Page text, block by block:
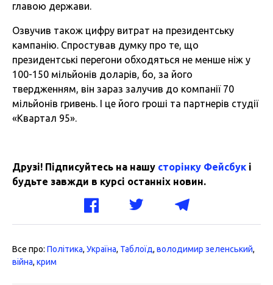
главою держави.
Озвучив також цифру витрат на президентську
кампанію. Спростував думку про те, що
президентські перегони обходяться не менше ніж у
100-150 мільйонів доларів, бо, за його
твердженням, він зараз залучив до компанії 70
мільйонів гривень. І це його гроші та партнерів студії
«Квартал 95».
Друзі! Підписуйтесь на нашу сторінку Фейсбук і
будьте завжди в курсі останніх новин.
Все про: Політика, Україна, Таблоїд, володимир зеленський,
війна, крим